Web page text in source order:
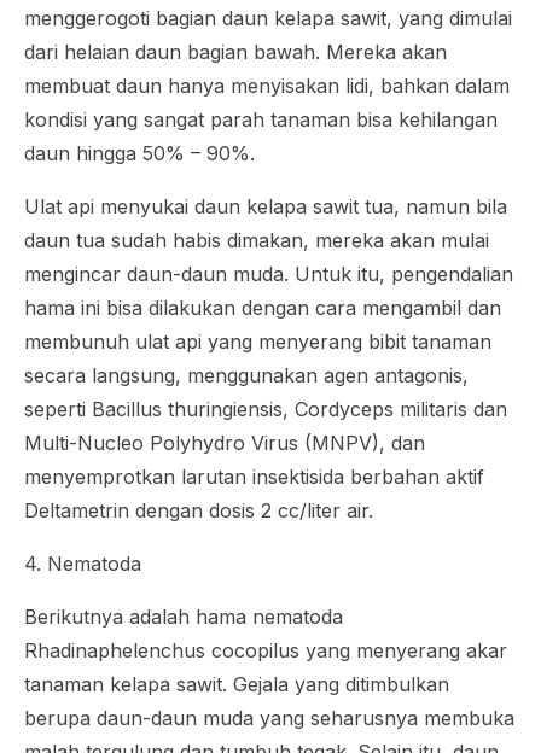
menggerogoti bagian daun kelapa sawit, yang dimulai
dari helaian daun bagian bawah. Mereka akan
membuat daun hanya menyisakan lidi, bahkan dalam
kondisi yang sangat parah tanaman bisa kehilangan
daun hingga 50% – 90%.
Ulat api menyukai daun kelapa sawit tua, namun bila
daun tua sudah habis dimakan, mereka akan mulai
mengincar daun-daun muda. Untuk itu, pengendalian
hama ini bisa dilakukan dengan cara mengambil dan
membunuh ulat api yang menyerang bibit tanaman
secara langsung, menggunakan agen antagonis,
seperti Bacillus thuringiensis, Cordyceps militaris dan
Multi-Nucleo Polyhydro Virus (MNPV), dan
menyemprotkan larutan insektisida berbahan aktif
Deltametrin dengan dosis 2 cc/liter air.
4. Nematoda
Berikutnya adalah hama nematoda
Rhadinaphelenchus cocopilus yang menyerang akar
tanaman kelapa sawit. Gejala yang ditimbulkan
berupa daun-daun muda yang seharusnya membuka